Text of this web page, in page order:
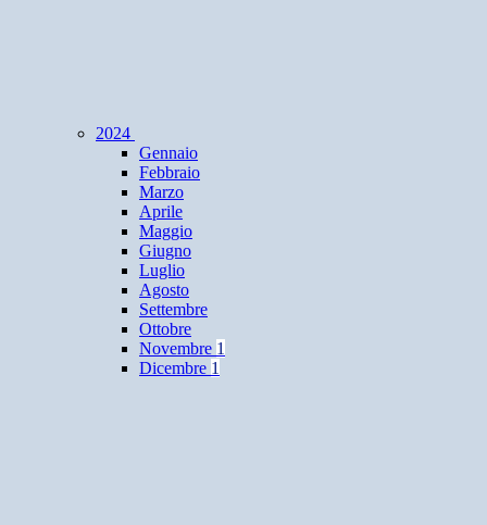
2024
Gennaio
Febbraio
Marzo
Aprile
Maggio
Giugno
Luglio
Agosto
Settembre
Ottobre
Novembre 1
Dicembre 1